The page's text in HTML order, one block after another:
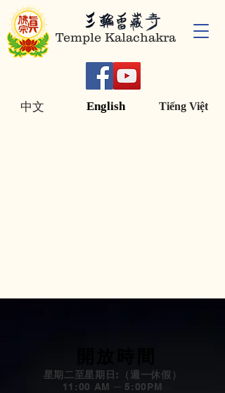
Temple Kalachakra
English Tiếng Việt
中文
星期二至星期日:（週一休假）
11:00 AM ─ 5:00PM